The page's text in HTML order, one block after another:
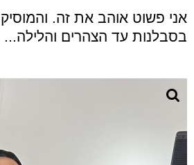
אני פשוט אוהב את זה.
בסבלנות עד הצהרים והלילה...